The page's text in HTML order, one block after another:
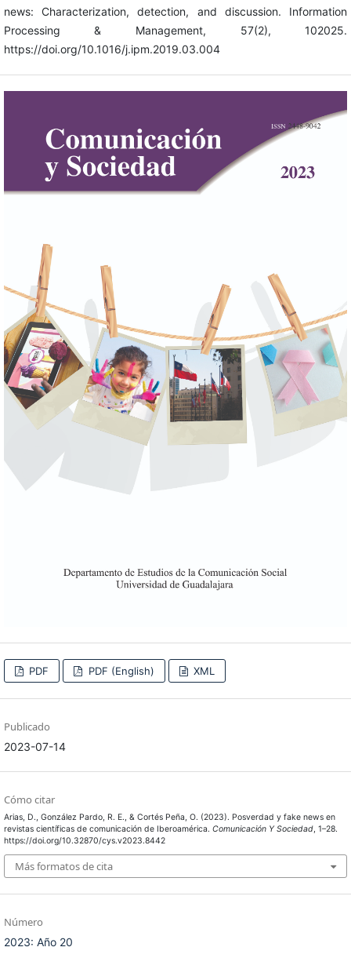
news: Characterization, detection, and discussion. Information
Processing & Management, 57(2), 102025.
https://doi.org/10.1016/j.ipm.2019.03.004
PDF PDF (English) XML
Publicado
2023-07-14
Cómo citar
Arias, D., González Pardo, R. E., & Cortés Peña, O. (2023). Posverdad y fake news en
revistas científicas de comunicación de Iberoamérica. Comunicación Y Sociedad, 1–28.
https://doi.org/10.32870/cys.v2023.8442
Más formatos de cita
Número
2023: Año 20